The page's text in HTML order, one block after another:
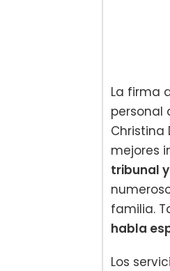
La firma
personal
Christina
mejores
tribunal
familia.
habla
Los